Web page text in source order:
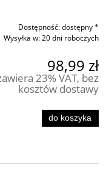
Dostępność:dostępny *
Wysyłka w:20 dni roboczych
98,99 zł
23% VAT, bez
kosztów dostawy
do koszyka